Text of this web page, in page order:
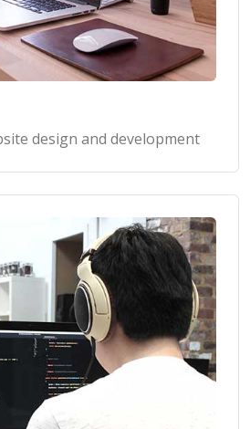
design and development